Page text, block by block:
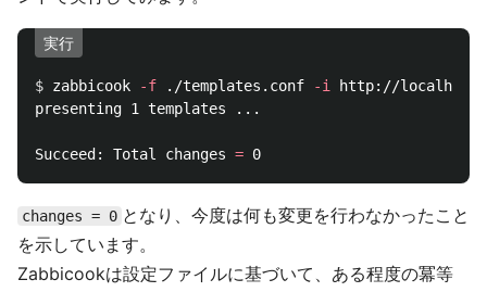
実行
$ zabbicook -f ./templates.conf -i
http://
presenting 1 templates ...
Succeed: Total changes =
changes = 0 となり、今度は何も変更を行わなかったこと
を示しています。
Zabbicookは設定ファイルに基づいて、ある程度の冪等